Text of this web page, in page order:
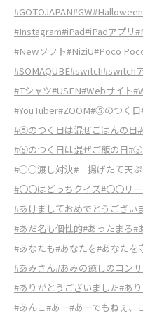
#GOTOJAPAN#GW#Halloween
#Instagram#iPad#iPadアプリ
#Newソフト#NiziU#Poco
#SOMAQUBE#switch#switch
#Tシャツ#USEN#Webサイト
#YouTuber#ZOOM#⑤のつく日
#⑤のつく日は混ぜごはんの日
#⑤のつく日は混ぜご飯の日#⑤
#○○渡し対決# 揚げたて天ぷ
#〇〇はどっちクイズ#〇〇リ
#あけましておめでとうござい
#あだ名も個性的#あったまろ#
#あなたも#あなたを#あなたを
#あみさん#あみの癒しのコン
#ありがとうございました#あ
#あんこ#あー#あーでもねぇ、